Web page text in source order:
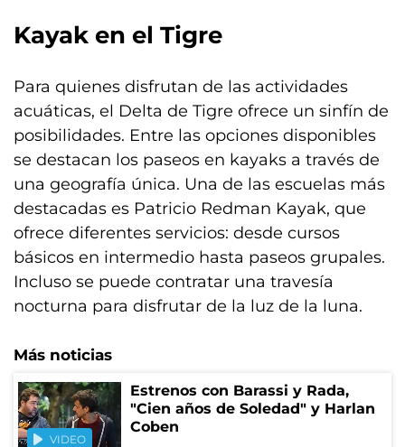
Kayak en el Tigre
Para quienes disfrutan de las actividades
acuáticas, el Delta de Tigre ofrece un sinfín de
posibilidades. Entre las opciones disponibles
se destacan los paseos en kayaks a través de
una geografía única. Una de las escuelas más
destacadas es Patricio Redman Kayak, que
ofrece diferentes servicios: desde cursos
básicos en intermedio hasta paseos grupales.
Incluso se puede contratar una travesía
nocturna para disfrutar de la luz de la luna.
Más noticias
VIDEO
Estrenos con Barassi y Rada,
"Cien años de Soledad" y Harlan
Coben